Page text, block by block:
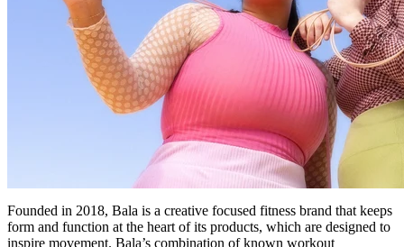
Founded in 2018, Bala is a creative focused fitness brand that keeps
form and function at the heart of its products, which are designed to
inspire movement. Bala’s combination of known workout